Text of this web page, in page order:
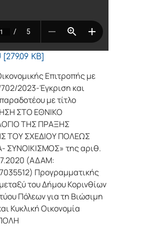
KB]
Επιτροπής με
2023-Έγκριση και
με τίτλο
ΣΤΟ ΕΘΝΙΚΟ
ΤΗΣ ΠΡΑΞΗΣ
ΤΟΥ ΣΧΕΔΙΟΥ ΠΟΛΕΩΣ
ΣΥΝΟΙΚΙΣΜΟΣ» της αριθ.
(ΑΔΑΜ:
Προγραμματικής
του Δήμου Κορινθίων
Πόλεων για τη Βιώσιμη
Κυκλική Οικονομία